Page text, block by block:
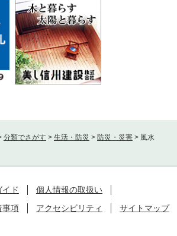
分類でさがす > 生活・防災 > 防災・災害 > 風水
イド
個人情報の取扱い
事項
アクセシビリティ サイトマップ